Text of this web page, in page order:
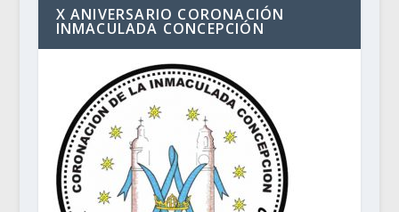
X ANIVERSARIO CORONACIÓN
INMACULADA CONCEPCIÓN